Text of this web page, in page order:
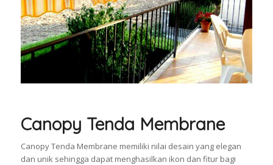
Canopy Tenda Membrane
Canopy Tenda Membrane memiliki nilai desain yang elegan
dan unik sehingga dapat menghasilkan ikon dan fitur bagi